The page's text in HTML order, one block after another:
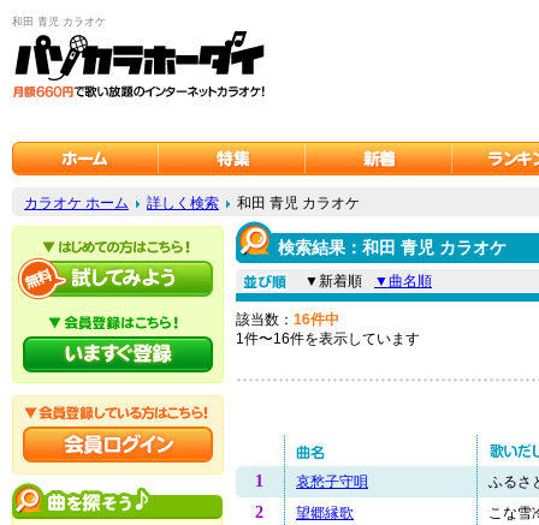
和田 青児 カラオケ
カラオケ ホーム 詳しく検索 和田 青児 カラオケ
検索結果：和田 青児 カラオケ
▼新着順 ▼曲名順
該当数： 16件中
1件〜16件を表示しています
1 哀愁子守唄 ふるさ
2 望郷縁歌 こな雪